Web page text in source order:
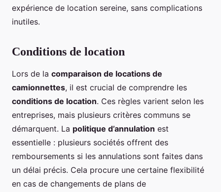
expérience de location sereine, sans complications
inutiles.
Conditions de location
Lors de la comparaison de locations de
camionnettes, il est crucial de comprendre les
conditions de location. Ces règles varient selon les
entreprises, mais plusieurs critères communs se
démarquent. La politique d’annulation est
essentielle : plusieurs sociétés offrent des
remboursements si les annulations sont faites dans
un délai précis. Cela procure une certaine flexibilité
en cas de changements de plans de